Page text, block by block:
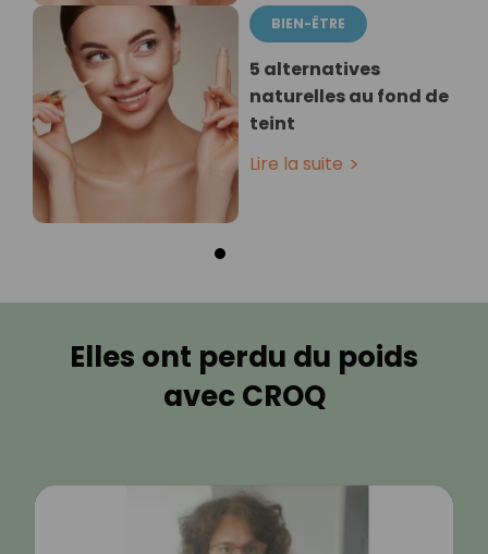
BIEN-ÊTRE
5 alternatives
naturelles au fond de
teint
Lire la suite
Elles ont perdu du poids
avec CROQ